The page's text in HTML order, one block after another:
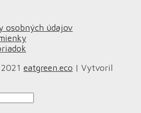
osobných údajov
eatgreen.eco | Vytvoril